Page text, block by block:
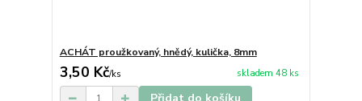
ACHÁT proužkovaný, hnědý, kulička, 8mm
3,50 Kč/ks skladem 48 ks